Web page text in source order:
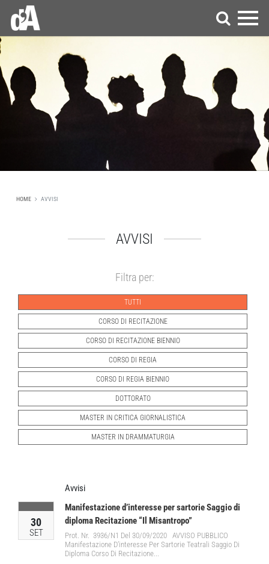
HOME AVVISI
AVVISI
Filtra per:
TUTTI
CORSO DI RECITAZIONE
CORSO DI RECITAZIONE BIENNIO
CORSO DI REGIA
CORSO DI REGIA BIENNIO
DOTTORATO
MASTER IN CRITICA GIORNALISTICA
MASTER IN DRAMMATURGIA
30
SET
Avvisi
Manifestazione d’interesse per sartorie Saggio di
diploma Recitazione “Il Misantropo”
Prot. Nr. 3936/N1 Del 30/09/2020 AVVISO PUBBLICO
Manifestazione D’interesse Per Sartorie Teatrali Saggio Di
Diploma Corso Di Recitazione...